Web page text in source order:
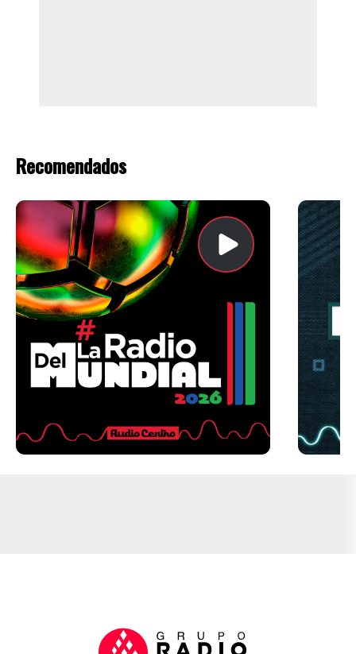
Recomendados